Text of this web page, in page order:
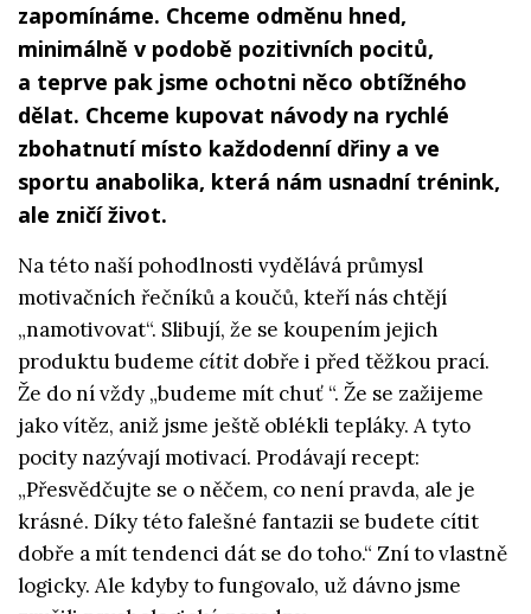
zapomínáme. Chceme odměnu hned,
minimálně v podobě pozitivních pocitů,
a teprve pak jsme ochotni něco obtížného
dělat. Chceme kupovat návody na rychlé
zbohatnutí místo každodenní dřiny a ve
sportu anabolika, která nám usnadní trénink,
ale zničí život.
Na této naší pohodlnosti vydělává průmysl
motivačních řečníků a koučů, kteří nás chtějí
„namotivovat“. Slibují, že se koupením jejich
produktu budeme cítitdobře i před těžkou prací.
Že do ní vždy „budeme mít chuť “. Že se zažijeme
jako vítěz, aniž jsme ještě oblékli tepláky. A tyto
pocity nazývají motivací. Prodávají recept:
„Přesvědčujte se o něčem, co není pravda, ale je
krásné. Díky této falešné fantazii se budete cítit
dobře a mít tendenci dát se do toho.“ Zní to vlastně
logicky. Ale kdyby to fungovalo, už dávno jsme